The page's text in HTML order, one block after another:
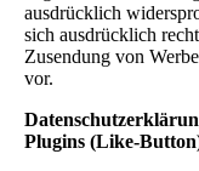
ausdrücklich
sich ausdrücklich
Zusendung von
vor.
Plugins (Like-